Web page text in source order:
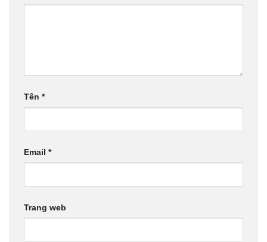
Tên *
Email *
Trang web